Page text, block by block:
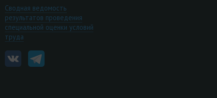
Сводная ведомость
результатов проведения
специальной оценки условий
труда